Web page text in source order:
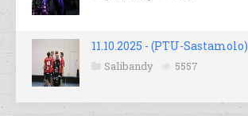
11.10.2025 - (PTU-Sastamolo)
Salibandy 5557